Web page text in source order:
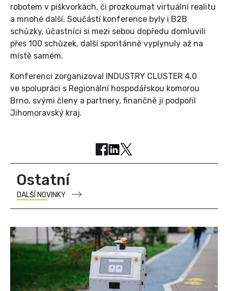
robotem v piškvorkách, či prozkoumat virtuální realitu
a mnohé další. Součástí konference byly i B2B
schůzky, účastníci si mezi sebou dopředu domluvili
přes 100 schůzek, další spontánně vyplynuly až na
místě samém.
Konferenci zorganizoval INDUSTRY CLUSTER 4.0
ve spolupráci s Regionální hospodářskou komorou
Brno, svými členy a partnery, finančně ji podpořil
Jihomoravský kraj.
Ostatní
DALŠÍ NOVINKY